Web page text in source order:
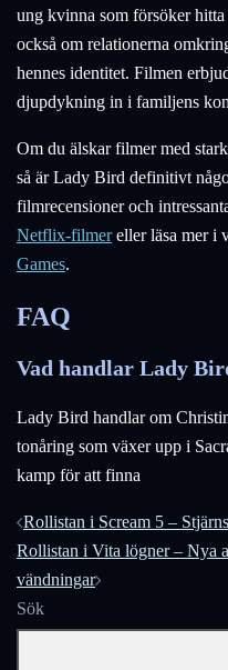
ung kvinna som försöker
också om relationerna
hennes identitet. Filmen
djupdykning in i familjens
Om du älskar filmer med
så är Lady Bird definitivt
filmrecensioner och
Netflix-filmereller läsa mer i
Games.
FAQ
Vad handlar Lady
Lady Bird handlar om
tonåring som växer upp i
kamp för att finna
Inläggsnavigering
Rollistan i Scream 5 –
Rollistan i Vita lögner – Nya
vändningar
Sök